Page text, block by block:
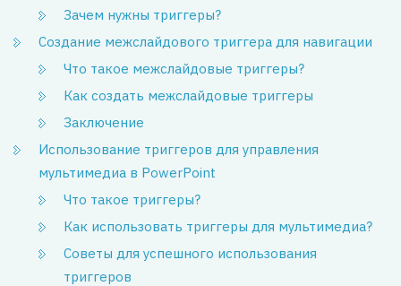
Зачем нужны триггеры?
Создание межслайдового триггера для навигации
Что такое межслайдовые триггеры?
Как создать межслайдовые триггеры
Заключение
Использование триггеров для управления
мультимедиа в PowerPoint
Что такое триггеры?
Как использовать триггеры для мультимедиа?
Советы для успешного использования
триггеров